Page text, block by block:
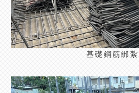
基礎鋼筋綁紮